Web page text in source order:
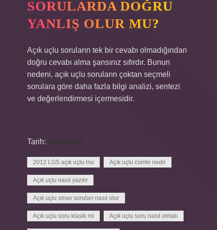
SORULARDA DOĞRU
YANLIŞ OLUR MU?
Açık uçlu soruların tek bir cevabı olmadığından
doğru cevabı alma şansınız sıfırdır. Bunun
nedeni, açık uçlu soruların çoktan seçmeli
sorulara göre daha fazla bilgi analizi, sentezi
ve değerlendirmesi içermesidir.
Tarih:
2012 LGS açık uçlu mu Açık uçlu cümle nedir
Açık uçlu nasıl yazılır
Açık uçlu sınav soruları nasıl olur
Açık uçlu soru klasik mi Açık uçlu soru nasıl olmalı